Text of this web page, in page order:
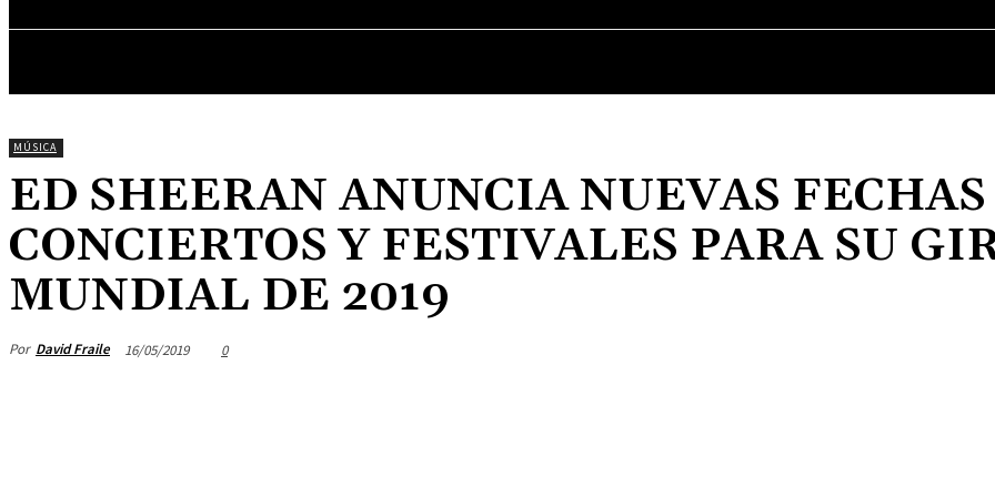
MÚSICA
ED SHEERAN ANUNCIA NUEVAS
CONCIERTOS Y FESTIVALES PARA SU
MUNDIAL DE 2019
Por David Fraile 16/05/2019 0